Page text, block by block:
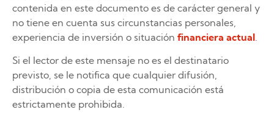
contenida en este documento es de carácter general y
no tiene en cuenta sus circunstancias personales,
experiencia de inversión o situación financiera actual
Si el lector de este mensaje no es el destinatario
previsto, se le notifica que cualquier difusión,
distribución o copia de esta comunicación está
estrictamente prohibida.